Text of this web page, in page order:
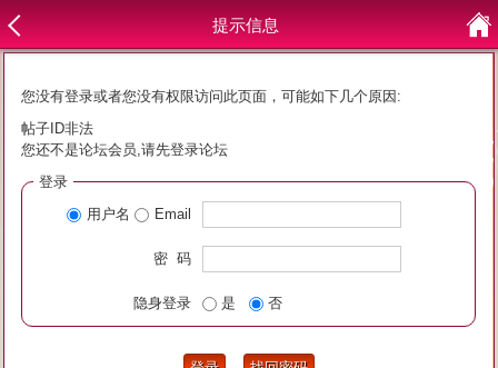
提示信息
您没有登录或者您没有权限访问此页面，可能如下几个原因:
帖子ID非法
您还不是论坛会员,请先登录论坛
登录
用户名
Email
密 码
隐身登录 是 否